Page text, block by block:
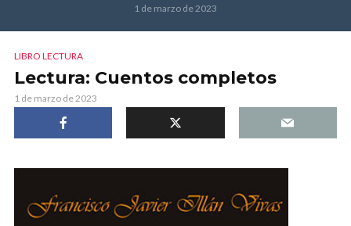
1 de marzo de 2023
LIBRO LECTURA
Lectura: Cuentos completos
1 de marzo de 2023